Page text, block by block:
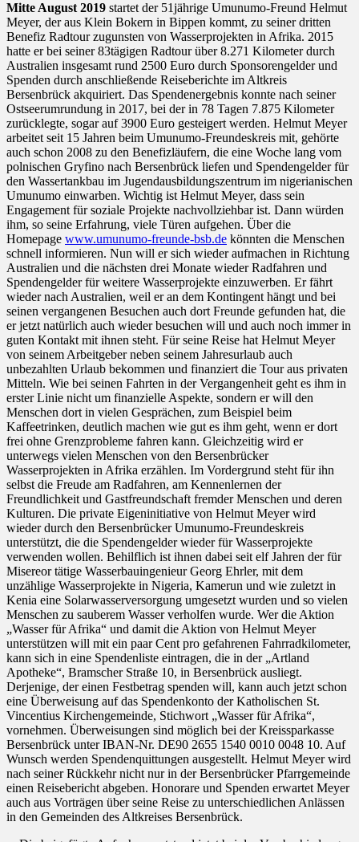
Mitte August 2019 startet der 51jährige Umunumo-Freund Helmut
Meyer, der aus Klein Bokern in Bippen kommt, zu seiner dritten
Benefiz Radtour zugunsten von Wasserprojekten in Afrika. 2015
hatte er bei seiner 83tägigen Radtour über 8.271 Kilometer durch
Australien insgesamt rund 2500 Euro durch Sponsorengelder und
Spenden durch anschließende Reiseberichte im Altkreis
Bersenbrück akquiriert. Das Spendenergebnis konnte nach seiner
Ostseerumrundung in 2017, bei der in 78 Tagen 7.875 Kilometer
zurücklegte, sogar auf 3900 Euro gesteigert werden. Helmut Meyer
arbeitet seit 15 Jahren beim Umunumo-Freundeskreis mit, gehörte
auch schon 2008 zu den Benefizläufern, die eine Woche lang vom
polnischen Gryfino nach Bersenbrück liefen und Spendengelder für
den Wassertankbau im Jugendausbildungszentrum im nigerianischen
Umunumo einwarben. Wichtig ist Helmut Meyer, dass sein
Engagement für soziale Projekte nachvollziehbar ist. Dann würden
ihm, so seine Erfahrung, viele Türen aufgehen. Über die
Homepage www.umunumo-freunde-bsb.de könnten die Menschen
schnell informieren. Nun will er sich wieder aufmachen in Richtung
Australien und die nächsten drei Monate wieder Radfahren und
Spendengelder für weitere Wasserprojekte einzuwerben. Er fährt
wieder nach Australien, weil er an dem Kontingent hängt und bei
seinen vergangenen Besuchen auch dort Freunde gefunden hat, die
er jetzt natürlich auch wieder besuchen will und auch noch immer in
guten Kontakt mit ihnen steht. Für seine Reise hat Helmut Meyer
von seinem Arbeitgeber neben seinem Jahresurlaub auch
unbezahlten Urlaub bekommen und finanziert die Tour aus privaten
Mitteln. Wie bei seinen Fahrten in der Vergangenheit geht es ihm in
erster Linie nicht um finanzielle Aspekte, sondern er will den
Menschen dort in vielen Gesprächen, zum Beispiel beim
Kaffeetrinken, deutlich machen wie gut es ihm geht, wenn er dort
frei ohne Grenzprobleme fahren kann. Gleichzeitig wird er
unterwegs vielen Menschen von den Bersenbrücker
Wasserprojekten in Afrika erzählen. Im Vordergrund steht für ihn
selbst die Freude am Radfahren, am Kennenlernen der
Freundlichkeit und Gastfreundschaft fremder Menschen und deren
Kulturen. Die private Eigeninitiative von Helmut Meyer wird
wieder durch den Bersenbrücker Umunumo-Freundeskreis
unterstützt, die die Spendengelder wieder für Wasserprojekte
verwenden wollen. Behilflich ist ihnen dabei seit elf Jahren der für
Misereor tätige Wasserbauingenieur Georg Ehrler, mit dem
unzählige Wasserprojekte in Nigeria, Kamerun und wie zuletzt in
Kenia eine Solarwasserversorgung umgesetzt wurden und so vielen
Menschen zu sauberem Wasser verholfen wurde. Wer die Aktion
„Wasser für Afrika“ und damit die Aktion von Helmut Meyer
unterstützen will mit ein paar Cent pro gefahrenen Fahrradkilometer,
kann sich in eine Spendenliste eintragen, die in der „Artland
Apotheke“, Bramscher Straße 10, in Bersenbrück ausliegt.
Derjenige, der einen Festbetrag spenden will, kann auch jetzt schon
eine Überweisung auf das Spendenkonto der Katholischen St.
Vincentius Kirchengemeinde, Stichwort „Wasser für Afrika“,
vornehmen. Überweisungen sind möglich bei der Kreissparkasse
Bersenbrück unter IBAN-Nr. DE90 2655 1540 0010 0048 10. Auf
Wunsch werden Spendenquittungen ausgestellt. Helmut Meyer wird
nach seiner Rückkehr nicht nur in der Bersenbrücker Pfarrgemeinde
einen Reisebericht abgeben. Honorare und Spenden erwartet Meyer
auch aus Vorträgen über seine Reise zu unterschiedlichen Anlässen
in den Gemeinden des Altkreises Bersenbrück.